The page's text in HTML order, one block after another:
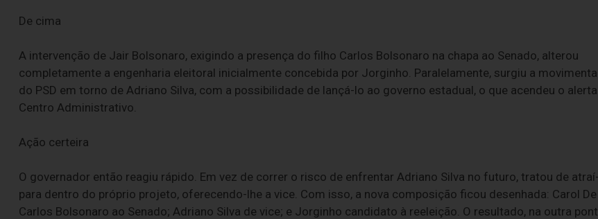
De cima
A intervenção de Jair Bolsonaro, exigindo a presença do filho Carlos Bolsonaro na chapa ao Senado, alterou
completamente a engenharia eleitoral inicialmente concebida por Jorginho. Paralelamente, surgiu a
do PSD em torno de Adriano Silva, com a possibilidade de lançá-lo ao governo estadual, o que acendeu o
Centro Administrativo.
Ação certeira
O governador então reagiu rápido. Em vez de correr o risco de enfrentar Adriano Silva no futuro, tratou de
para dentro do próprio projeto, oferecendo-lhe a vice. Com isso, a nova composição ficou desenhada: Carol De
Carlos Bolsonaro ao Senado; Adriano Silva de vice; e Jorginho candidato à reeleição. O resultado, na outra